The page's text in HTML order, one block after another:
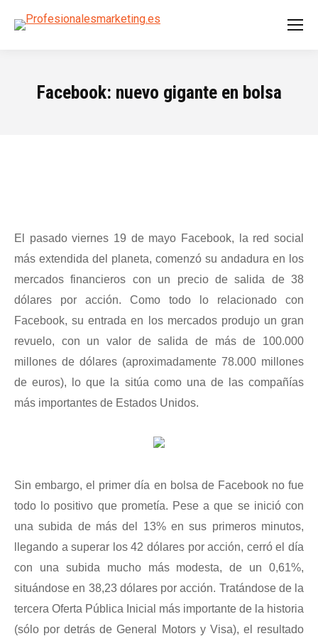
Facebook: nuevo gigante en bolsa
El pasado viernes 19 de mayo Facebook, la red social
más extendida del planeta, comenzó su andadura en los
mercados financieros con un precio de salida de 38
dólares por acción. Como todo lo relacionado con
Facebook, su entrada en los mercados produjo un gran
revuelo, con un valor de salida de más de 100.000
millones de dólares (aproximadamente 78.000 millones
de euros), lo que la sitúa como una de las compañías
más importantes de Estados Unidos.
Sin embargo, el primer día en bolsa de Facebook no fue
todo lo positivo que prometía. Pese a que se inició con
una subida de más del 13% en sus primeros minutos,
llegando a superar los 42 dólares por acción, cerró el día
con una subida mucho más modesta, de un 0,61%,
situándose en 38,23 dólares por acción. Tratándose de la
tercera Oferta Pública Inicial más importante de la historia
(sólo por detrás de General Motors y Visa), el resultado